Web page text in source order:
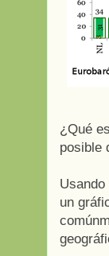
¿Qué
posible
un